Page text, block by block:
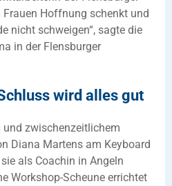
Hoffnung schenkt und
nicht schweigen“, sagte die
in der Flensburger
wird alles gut
zwischenzeitlichem
Diana Martens am Keyboard
als Coachin in Angeln
Workshop-Scheune errichtet